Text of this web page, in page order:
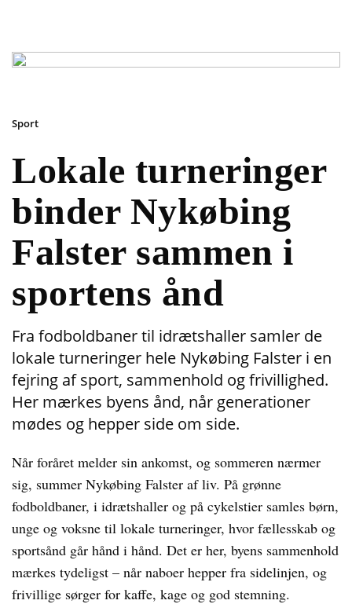
Lokale turneringer
binder Nykøbing
Falster sammen i
sportens ånd
Sport
Fra fodboldbaner til idrætshaller samler de
lokale turneringer hele Nykøbing Falster i en
fejring af sport, sammenhold og frivillighed.
Her mærkes byens ånd, når generationer
mødes og hepper side om side.
Når foråret melder sin ankomst, og sommeren nærmer
sig, summer Nykøbing Falster af liv. På grønne
fodboldbaner, i idrætshaller og på cykelstier samles børn,
unge og voksne til lokale turneringer, hvor fællesskab og
sportsånd går hånd i hånd. Det er her, byens sammenhold
mærkes tydeligst – når naboer hepper fra sidelinjen, og
frivillige sørger for kaffe, kage og god stemning.